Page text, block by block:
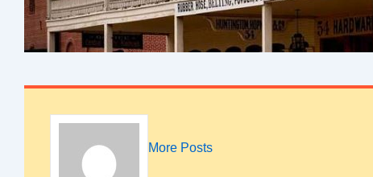
More Posts